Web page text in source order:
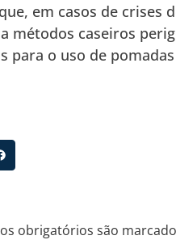
em casos de crises
métodos caseiros
para o uso de
obrigatórios são